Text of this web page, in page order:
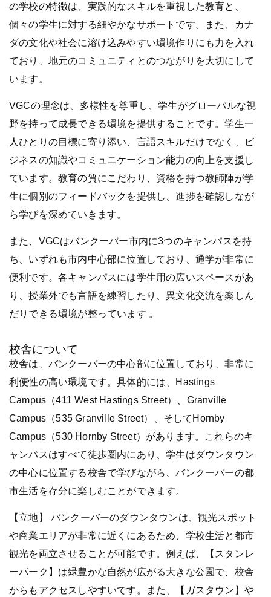
の学校の特徴は、実践的なスキルを重視した教育と、
個々の学生に対する細やかなサポートです。また、カナ
ダの文化や社会に溶け込みやすい環境作りにも力を入れ
ており、地元のコミュニティとのつながりを大切にして
います。
VGCの理念は、多様性を尊重し、学生がグローバルな視
野を持って成長できる環境を提供することです。学生一
人ひとりの目標に寄り添い、言語スキルだけでなく、ビ
ジネスの知識やコミュニケーション能力の向上を支援し
ています。教育の質にこだわり、資格を持つ教師陣が学
生に個別のフィードバックを提供し、進捗を確認しなが
ら学びを深めていきます。
また、VGCはバンクーバー市内に3つのキャンパスを持
ち、いずれも市内中心部に位置しており、通学が非常に
便利です。各キャンパスには学生用の広いスペースがあ
り、授業外でも言語を練習したり、異文化交流を楽しん
だりできる環境が整っています 。
校舎について
校舎は、バンクーバーの中心部に位置しており、非常に
利便性の高い環境です。具体的には、Hastings
Campus（411 West Hastings Street）、Granville
Campus（535 Granville Street）、そしてHornby
Campus（530 Hornby Street）があります。これらのキ
ャンパスはすべて徒歩圏内にあり、学生はダウンタウン
の中心に位置する校舎で学びながら、バンクーバーの都
市生活を存分に楽しむことができます。
【立地】 バンクーバーのダウンタウンは、観光スポット
や商業エリアが非常に近くにあるため、学校生活と都市
観光を両立させることが可能です。例えば、【スタンレ
ーパーク】は緑豊かな自然が広がる大きな公園で、校舎
からもアクセスしやすいです。また、【ガスタウン】や